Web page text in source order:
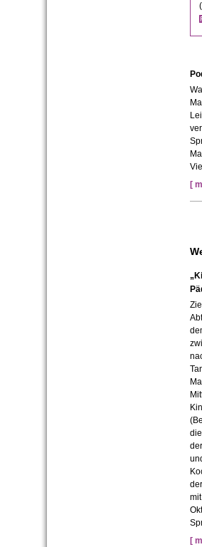
[
[